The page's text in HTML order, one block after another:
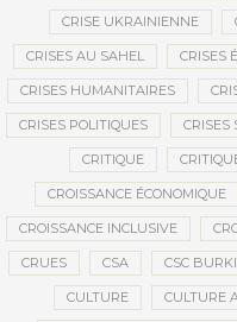
CRISE UKRAINIENNE
CRISES AU SAHEL CRISES
CRISES HUMANITAIRES
CRISES POLITIQUES CRISES
CRITIQUE
CROISSANCE ÉCONOMIQUE
CROISSANCE INCLUSIVE
CRUES CSA CSC
CULTURE CULTURE